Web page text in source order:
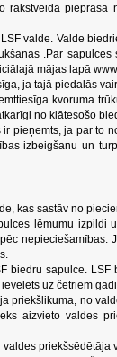
rakstveidā pieprasa
valde. Valde
.Par
mājas lapā
ja tajā piedalās
kvoruma
no klātesošo
pieņemts, ja par to
izbeigšanu un
kas sastāv no
lēmumu izpildi
nepieciešamības.
biedru sapulce.
uz četriem
priekšlikuma, no
aizvieto valdes
priekšsēdētāja